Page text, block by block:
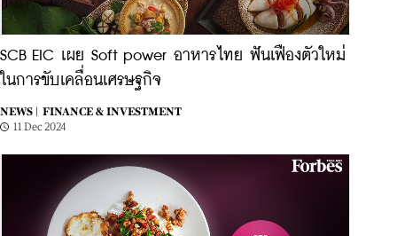
SCB EIC เผย Soft power อาหารไทย ฟันเฟืองตัวใหม่
ในการขับเคลื่อนเศรษฐกิจ
NEWS |
FINANCE & INVESTMENT
11 Dec 2024